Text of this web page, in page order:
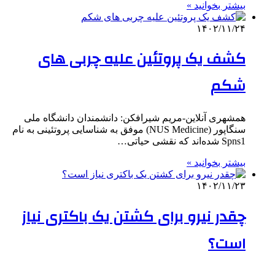
بیشتر بخوانید »
۱۴۰۲/۱۱/۲۴
کشف یک پروتئین علیه چربی‌ های
شکم
همشهری آنلاین-مریم شیرافکن: دانشمندان دانشگاه ملی
سنگاپور (NUS Medicine) موفق به شناسایی پروتئینی به نام
Spns1 شده‌اند که نقشی حیاتی…
بیشتر بخوانید »
۱۴۰۲/۱۱/۲۳
چقدر نیرو برای کشتن یک باکتری نیاز
است؟